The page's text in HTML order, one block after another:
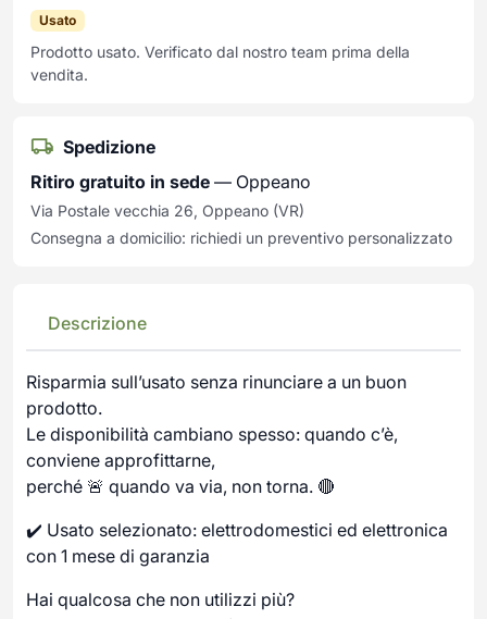
Usato
Prodotto usato. Verificato dal nostro team prima della
vendita.
Spedizione
Ritiro gratuito in sede — Oppeano
Via Postale vecchia 26, Oppeano (VR)
Consegna a domicilio: richiedi un preventivo personalizzato
Descrizione
Risparmia sull’usato senza rinunciare a un buon
prodotto.
Le disponibilità cambiano spesso: quando c’è,
conviene approfittarne,
perché 🚨 quando va via, non torna. 🔴
✔️ Usato selezionato: elettrodomestici ed elettronica
con 1 mese di garanzia
Hai qualcosa che non utilizzi più?